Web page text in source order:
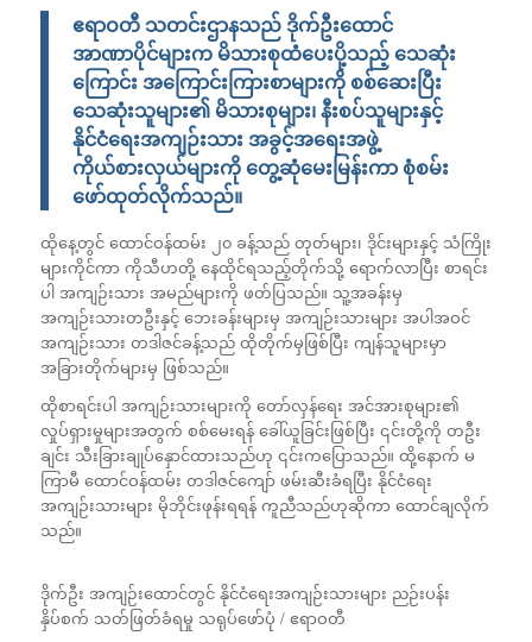
ဧရာဝတီ သတင်းဌာနသည် ဒိုက်ဦးထောင်
အာဏာပိုင်များက မိသားစုထံပေးပို့သည့် သေဆုံး
ကြောင်း အကြောင်းကြားစာများကို စစ်ဆေးပြီး
သေဆုံးသူများ၏ မိသားစုများ၊ နီးစပ်သူများနှင့်
နိုင်ငံရေးအကျဉ်းသား အခွင့်အရေးအဖွဲ့
ကိုယ်စားလှယ်များကို တွေ့ဆုံမေးမြန်းကာ စုံစမ်း
ဖော်ထုတ်လိုက်သည်။
ထိုနေ့တွင် ထောင်ဝန်ထမ်း ၂၀ ခန့်သည် တုတ်များ၊ ဒိုင်းများနှင့် သံကြိုး
များကိုင်ကာ ကိုသီဟတို့ နေထိုင်ရသည့်တိုက်သို့ ရောက်လာပြီး စာရင်း
ပါ အကျဉ်းသား အမည်များကို ဖတ်ပြသည်။ သူ့အခန်းမှ
အကျဉ်းသားတဦးနှင့် ဘေးခန်းများမှ အကျဉ်းသားများ အပါအဝင်
အကျဉ်းသား တဒါဇင်ခန့်သည် ထိုတိုက်မှဖြစ်ပြီး ကျန်သူများမှာ
အခြားတိုက်များမှ ဖြစ်သည်။
ထိုစာရင်းပါ အကျဉ်းသားများကို တော်လှန်ရေး အင်အားစုများ၏
လှုပ်ရှားမှုများအတွက် စစ်မေးရန် ခေါ်ယူခြင်းဖြစ်ပြီး ၎င်းတို့ကို တဦး
ချင်း သီးခြားချုပ်နှောင်ထားသည်ဟု ၎င်းကပြောသည်။ ထို့နောက် မ
ကြာမီ ထောင်ဝန်ထမ်း တဒါဇင်ကျော် ဖမ်းဆီးခံရပြီး နိုင်ငံရေး
အကျဉ်းသားများ မိုဘိုင်းဖုန်းရရန် ကူညီသည်ဟုဆိုကာ ထောင်ချလိုက်
သည်။
ဒိုက်ဦး အကျဉ်း‌ထောင်တွင် နိုင်ငံရေးအကျဉ်းသားများ ညဉ်းပန်း
နှိပ်စက် သတ်ဖြတ်ခံရမှု သရုပ်ဖော်ပုံ / ဧရာဝတီ